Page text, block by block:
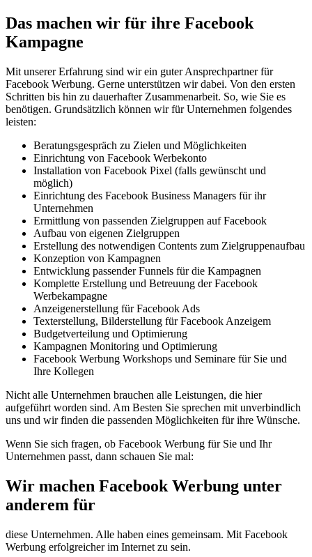
Das machen wir für ihre Facebook
Kampagne
Mit unserer Erfahrung sind wir ein guter Ansprechpartner für
Facebook Werbung. Gerne unterstützen wir dabei. Von den ersten
Schritten bis hin zu dauerhafter Zusammenarbeit. So, wie Sie es
benötigen. Grundsätzlich können wir für Unternehmen folgendes
leisten:
Beratungsgespräch zu Zielen und Möglichkeiten
Einrichtung von Facebook Werbekonto
Installation von Facebook Pixel (falls gewünscht und
möglich)
Einrichtung des Facebook Business Managers für ihr
Unternehmen
Ermittlung von passenden Zielgruppen auf Facebook
Aufbau von eigenen Zielgruppen
Erstellung des notwendigen Contents zum Zielgruppenaufbau
Konzeption von Kampagnen
Entwicklung passender Funnels für die Kampagnen
Komplette Erstellung und Betreuung der Facebook
Werbekampagne
Anzeigenerstellung für Facebook Ads
Texterstellung, Bilderstellung für Facebook Anzeigem
Budgetverteilung und Optimierung
Kampagnen Monitoring und Optimierung
Facebook Werbung Workshops und Seminare für Sie und
Ihre Kollegen
Nicht alle Unternehmen brauchen alle Leistungen, die hier
aufgeführt worden sind. Am Besten Sie sprechen mit unverbindlich
uns und wir finden die passenden Möglichkeiten für ihre Wünsche.
Wenn Sie sich fragen, ob Facebook Werbung für Sie und Ihr
Unternehmen passt, dann schauen Sie mal:
Wir machen Facebook Werbung unter
anderem für
diese Unternehmen. Alle haben eines gemeinsam. Mit Facebook
Werbung erfolgreicher im Internet zu sein.